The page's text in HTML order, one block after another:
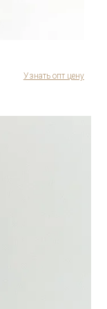
Узнать опт цену